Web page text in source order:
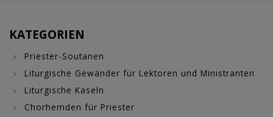
KATEGORIEN
Priester-Soutanen
Liturgische Gewänder für Lektoren und Ministranten
Liturgische Kaseln
Chorhemden für Priester